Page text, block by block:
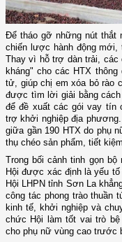
Để tháo gỡ những nút thắt
chiến lược hành động mới,
Thay vì hỗ trợ dàn trải, các
kháng" cho các HTX
tử, giúp chị em xóa bỏ rào
được tìm lời giải bằng
để đề xuất các gói vay tín
trợ khởi nghiệp địa
giữa gần 190 HTX do phụ
thụ chéo sản phẩm, tiết
Trong bối cảnh tinh gọn
Hội được xác định là yếu
Hội LHPN tỉnh Sơn La
công tác phong trào thuần
kinh tế, khởi nghiệp và
chức Hội làm tốt vai trò
cho phụ nữ vùng cao trước